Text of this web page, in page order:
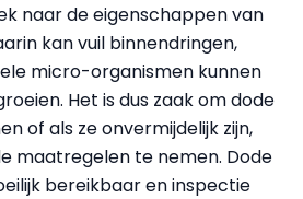
naar de eigenschappen van
kan vuil binnendringen,
micro-organismen kunnen
Het is dus zaak om dode
of als ze onvermijdelijk zijn,
maatregelen te nemen. Dode
bereikbaar en inspectie